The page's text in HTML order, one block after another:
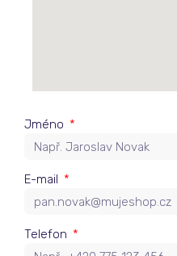
Jméno
E-mail
Telefon